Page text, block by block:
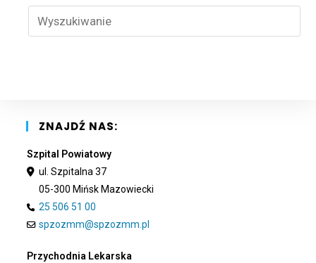
ZNAJDŹ NAS:
Szpital Powiatowy
ul. Szpitalna 37
05-300 Mińsk Mazowiecki
25 506 51 00
spzozmm@spzozmm.pl
Przychodnia Lekarska